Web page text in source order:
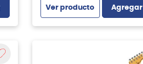
Ver producto Agregar